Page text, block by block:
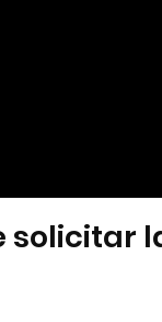
solicitar